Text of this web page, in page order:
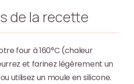
de la recette
four à 160°C (chaleur
et farinez légèrement un
utilisez un moule en silicone.